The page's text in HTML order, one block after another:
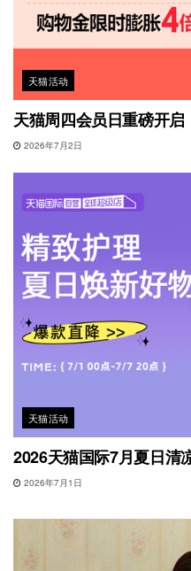
天猫活动
天猫周四会员日重磅开启
2026年7月2日
天猫活动
2026天猫国际7月夏日清
2026年7月1日